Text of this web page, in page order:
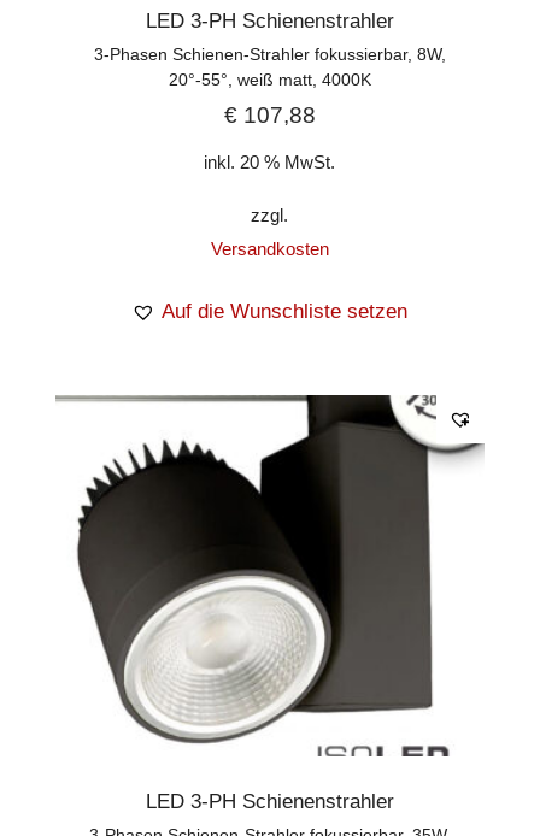
LED 3-PH Schienenstrahler
3-Phasen Schienen-Strahler fokussierbar, 8W,
20°-55°, weiß matt, 4000K
€107,88
inkl. 20 % MwSt.
zzgl.
Versandkosten
Auf die Wunschliste setzen
LED 3-PH Schienenstrahler